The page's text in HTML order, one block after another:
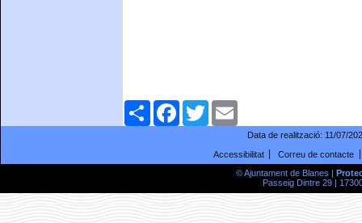
ComparteixFacebookTwitter
Data de realització: 11/07/
Accessibilitat
Correu de contacte
© Ajuntament de Blanes |
Passeig Dintre 29 |